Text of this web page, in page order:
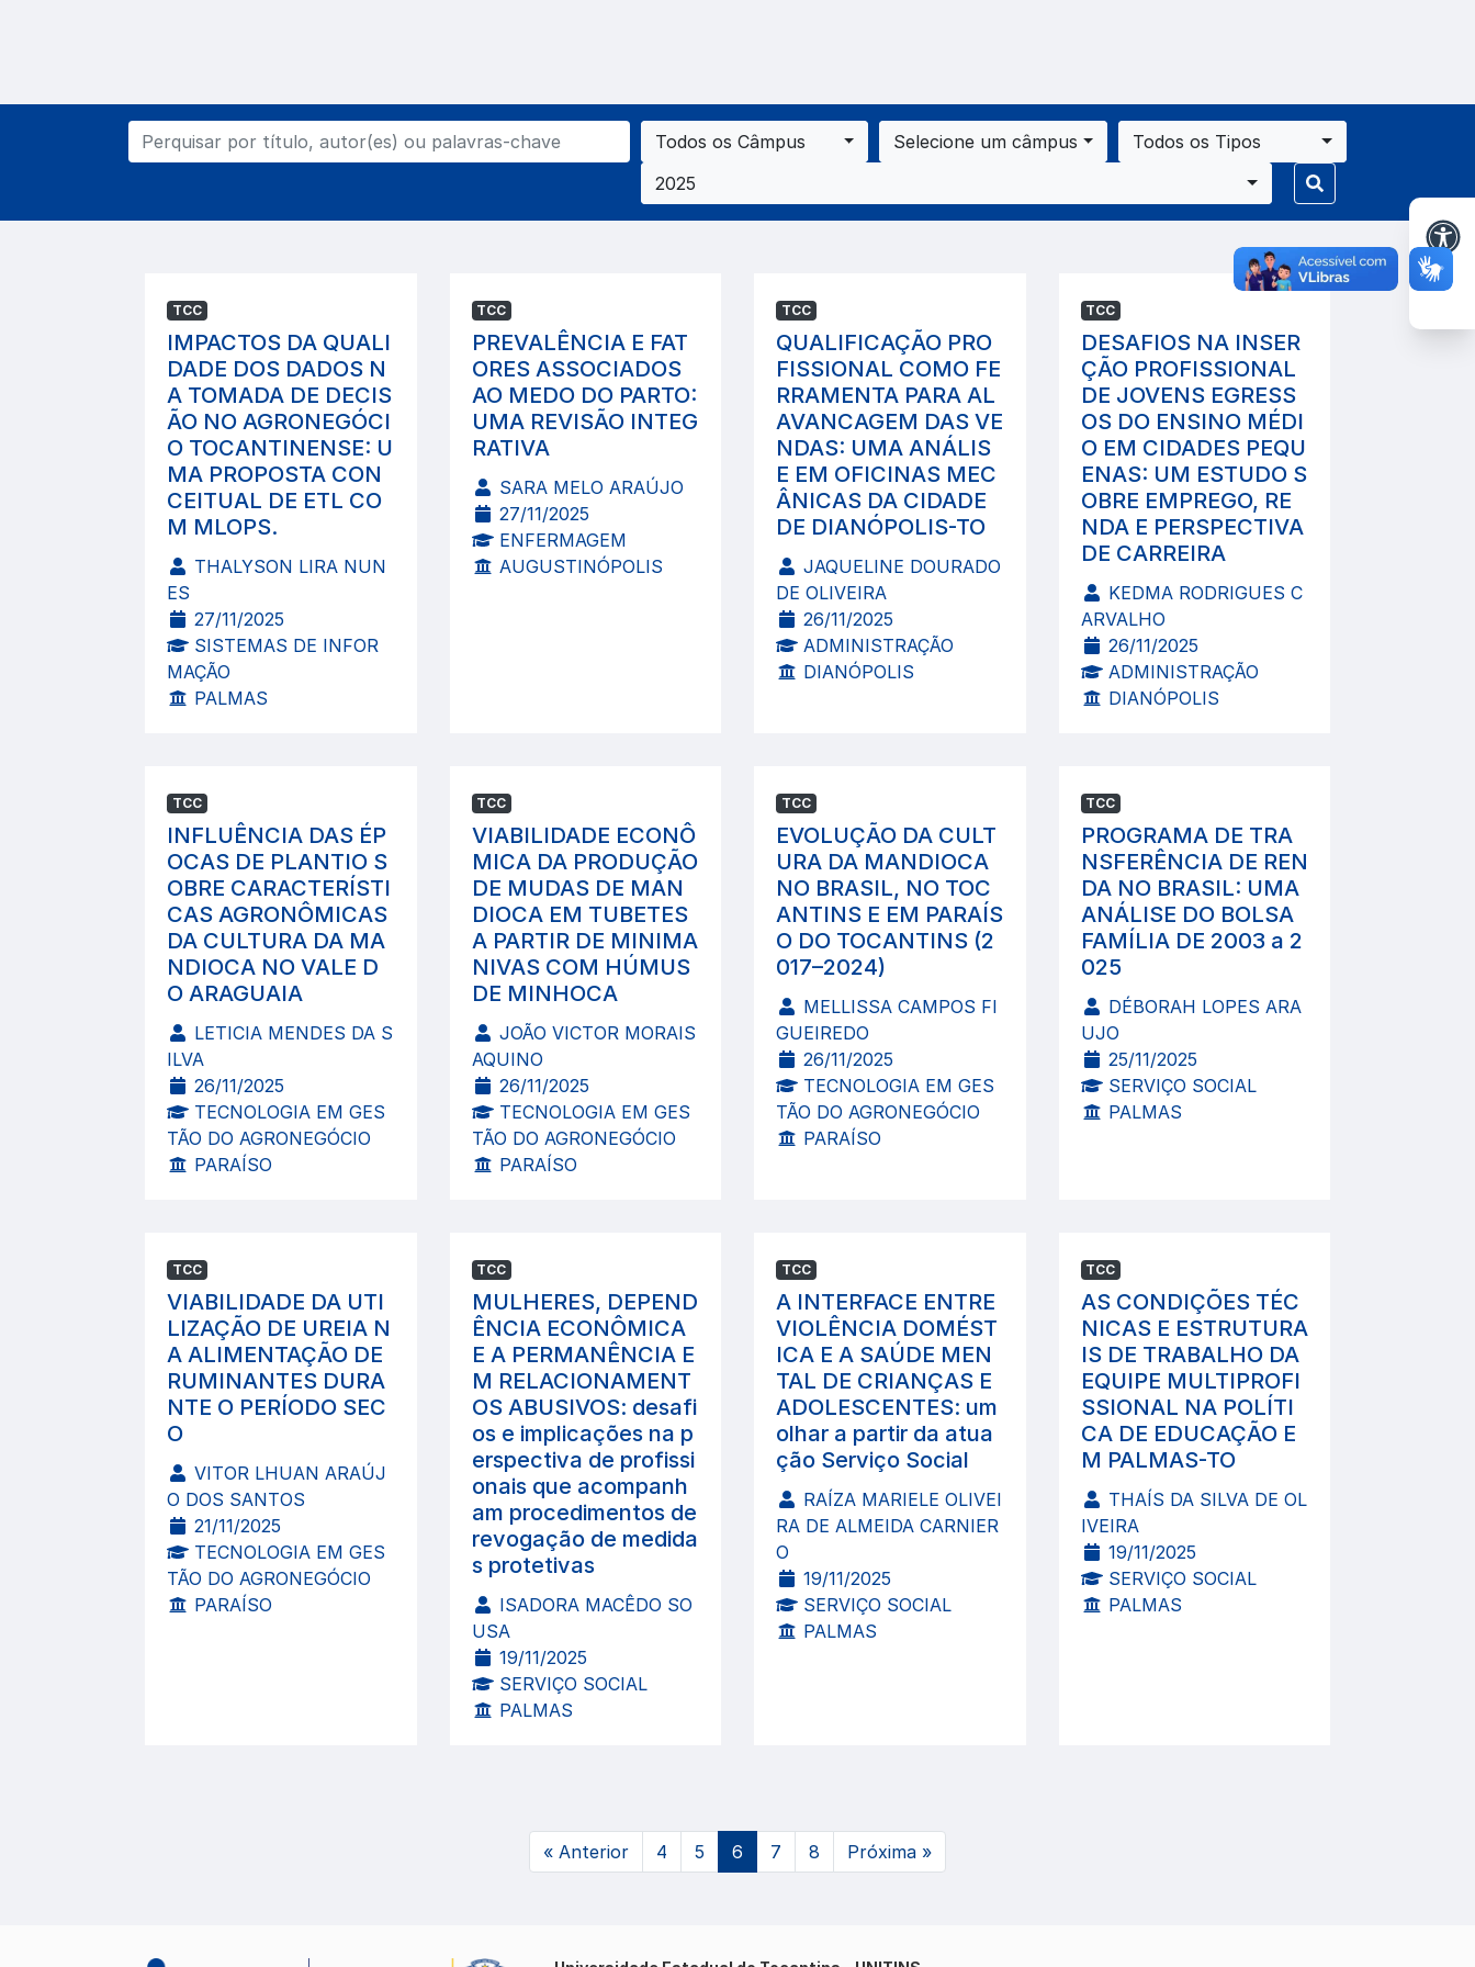
Todos os Câmpus Selecione um câmpus
Todos os Tipos
2025
TCC
IMPACTOS DA QUALI
DADE DOS DADOS N
A TOMADA DE DECIS
ÃO NO AGRONEGÓCI
O TOCANTINENSE: U
MA PROPOSTA CON
CEITUAL DE ETL CO
M MLOPS.
THALYSON LIRA NUN
ES
27/11/2025
SISTEMAS DE INFOR
MAÇÃO
PALMAS
TCC
PREVALÊNCIA E FAT
ORES ASSOCIADOS
AO MEDO DO PARTO:
UMA REVISÃO INTEG
RATIVA
SARA MELO ARAÚJO
27/11/2025
ENFERMAGEM
AUGUSTINÓPOLIS
TCC
QUALIFICAÇÃO PRO
FISSIONAL COMO FE
RRAMENTA PARA AL
AVANCAGEM DAS VE
NDAS: UMA ANÁLIS
E EM OFICINAS MEC
ÂNICAS DA CIDADE
DE DIANÓPOLIS-TO
JAQUELINE DOURADO
DE OLIVEIRA
26/11/2025
ADMINISTRAÇÃO
DIANÓPOLIS
TCC
DESAFIOS NA INSER
ÇÃO PROFISSIONAL
DE JOVENS EGRESS
OS DO ENSINO MÉDI
O EM CIDADES PEQU
ENAS: UM ESTUDO S
OBRE EMPREGO, RE
NDA E PERSPECTIVA
DE CARREIRA
KEDMA RODRIGUES C
ARVALHO
26/11/2025
ADMINISTRAÇÃO
DIANÓPOLIS
TCC
INFLUÊNCIA DAS ÉP
OCAS DE PLANTIO S
OBRE CARACTERÍSTI
CAS AGRONÔMICAS
DA CULTURA DA MA
NDIOCA NO VALE D
O ARAGUAIA
LETICIA MENDES DA S
ILVA
26/11/2025
TECNOLOGIA EM GES
TÃO DO AGRONEGÓCIO
PARAÍSO
TCC
VIABILIDADE ECONÔ
MICA DA PRODUÇÃO
DE MUDAS DE MAN
DIOCA EM TUBETES
A PARTIR DE MINIMA
NIVAS COM HÚMUS
DE MINHOCA
JOÃO VICTOR MORAIS
AQUINO
26/11/2025
TECNOLOGIA EM GES
TÃO DO AGRONEGÓCIO
PARAÍSO
TCC
EVOLUÇÃO DA CULT
URA DA MANDIOCA
NO BRASIL, NO TOC
ANTINS E EM PARAÍS
O DO TOCANTINS (2
017–2024)
MELLISSA CAMPOS FI
GUEIREDO
26/11/2025
TECNOLOGIA EM GES
TÃO DO AGRONEGÓCIO
PARAÍSO
TCC
PROGRAMA DE TRA
NSFERÊNCIA DE REN
DA NO BRASIL: UMA
ANÁLISE DO BOLSA
FAMÍLIA DE 2003 a 2
025
DÉBORAH LOPES ARA
UJO
25/11/2025
SERVIÇO SOCIAL
PALMAS
TCC
VIABILIDADE DA UTI
LIZAÇÃO DE UREIA N
A ALIMENTAÇÃO DE
RUMINANTES DURA
NTE O PERÍODO SEC
O
VITOR LHUAN ARAÚJ
O DOS SANTOS
21/11/2025
TECNOLOGIA EM GES
TÃO DO AGRONEGÓCIO
PARAÍSO
TCC
MULHERES, DEPEND
ÊNCIA ECONÔMICA
E A PERMANÊNCIA E
M RELACIONAMENT
OS ABUSIVOS: desafi
os e implicações na p
erspectiva de profissi
onais que acompanh
am procedimentos de
revogação de medida
s protetivas
ISADORA MACÊDO SO
USA
19/11/2025
SERVIÇO SOCIAL
PALMAS
TCC
A INTERFACE ENTRE
VIOLÊNCIA DOMÉST
ICA E A SAÚDE MEN
TAL DE CRIANÇAS E
ADOLESCENTES: um
olhar a partir da atua
ção Serviço Social
RAÍZA MARIELE OLIVEI
RA DE ALMEIDA CARNIER
O
19/11/2025
SERVIÇO SOCIAL
PALMAS
TCC
AS CONDIÇÕES TÉC
NICAS E ESTRUTURA
IS DE TRABALHO DA
EQUIPE MULTIPROFI
SSIONAL NA POLÍTI
CA DE EDUCAÇÃO E
M PALMAS-TO
THAÍS DA SILVA DE OL
IVEIRA
19/11/2025
SERVIÇO SOCIAL
PALMAS
« Anterior 4 5 6 (atual)
7 8 Próxima »